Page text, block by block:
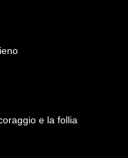
e la follia